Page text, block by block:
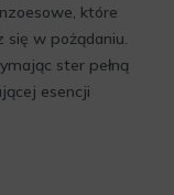
które
się w pożądaniu.
ster pełną
esencji